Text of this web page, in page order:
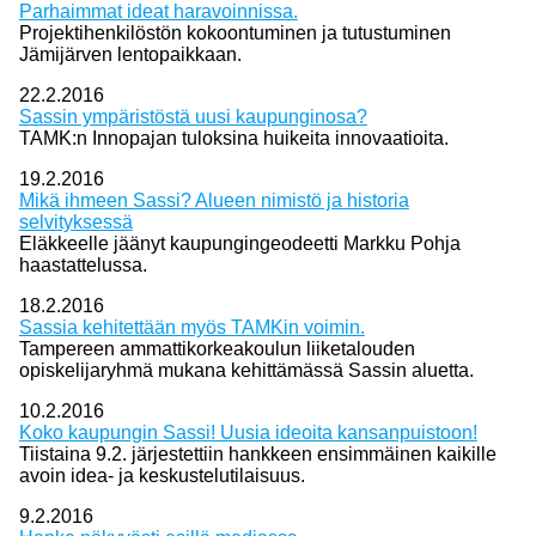
Parhaimmat ideat haravoinnissa.
Projektihenkilöstön kokoontuminen ja tutustuminen
Jämijärven lentopaikkaan.
22.2.2016
Sassin ympäristöstä uusi kaupunginosa?
TAMK:n Innopajan tuloksina huikeita innovaatioita.
19.2.2016
Mikä ihmeen Sassi? Alueen nimistö ja historia
selvityksessä
Eläkkeelle jäänyt kaupungingeodeetti Markku Pohja
haastattelussa.
18.2.2016
Sassia kehitettään myös TAMKin voimin.
Tampereen ammattikorkeakoulun liiketalouden
opiskelijaryhmä mukana kehittämässä Sassin aluetta.
10.2.2016
Koko kaupungin Sassi! Uusia ideoita kansanpuistoon!
Tiistaina 9.2. järjestettiin hankkeen ensimmäinen kaikille
avoin idea- ja keskustelutilaisuus.
9.2.2016